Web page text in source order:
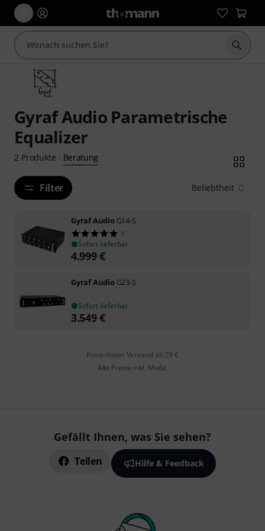
Suche
Gyraf Audio Parametrische
Equalizer
2 Produkte · Beratung
Filter Beliebtheit
Gyraf Audio G14-S
1
Sofort lieferbar
4.999€
Gyraf Audio G23-S
Sofort lieferbar
3.549€
Kostenloser Versand ab 29 €
Alle Preise inkl. MwSt.
Gefällt Ihnen, was Sie sehen?
Teilen Hilfe & Feedback